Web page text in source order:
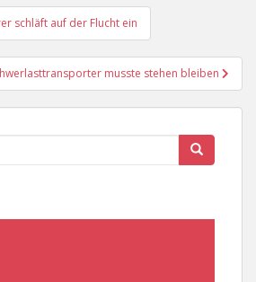
schläft auf der Flucht ein
musste stehen bleiben